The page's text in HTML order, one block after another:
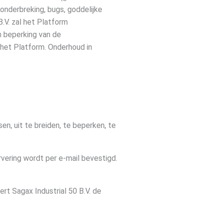
bugs, goddelijke
zal het Platform
van de
Platform. Onderhoud in
uit te breiden, te beperken, te
wordt per e-mail bevestigd.
Sagax Industrial 50 B.V. de